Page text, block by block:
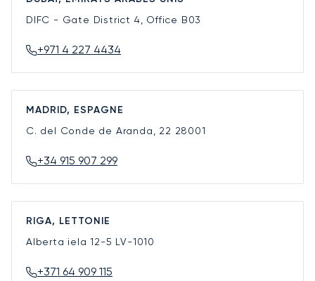
DIFC - Gate District 4, Office B03
+971 4 227 4434
MADRID, ESPAGNE
C. del Conde de Aranda, 22 28001
+34 915 907 299
RIGA, LETTONIE
Alberta iela 12-5 LV-1010
+371 64 909 115